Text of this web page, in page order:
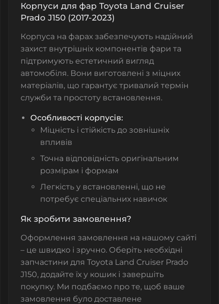
Корпуси для фар Toyota Land Cruiser
Prado J150 (2017-2023)
Корпуса на фарах забезпечують надійний
захист внутрішніх компонентів фари та
підтримують естетичний вигляд
автомобіля. Вони виготовлені з міцних
матеріалів, що гарантує тривалий термін
служби та простоту встановлення.
Особливості корпусів:
Міцність і стійкість до зовнішніх
впливів
Точна відповідність оригінальним
розмірам і формам
Легкість у встановленні, що не
потребує спеціальних навичок
Як зробити замовлення?
Оформлення замовлення на нашому сайті
– це швидко і зручно. Оберіть необхідні
запчастини для Toyota Land Cruiser Prado
J150, додайте їх у кошик і завершіть
покупку. Ми подбаємо про те, щоб ваше
замовлення було доставлене